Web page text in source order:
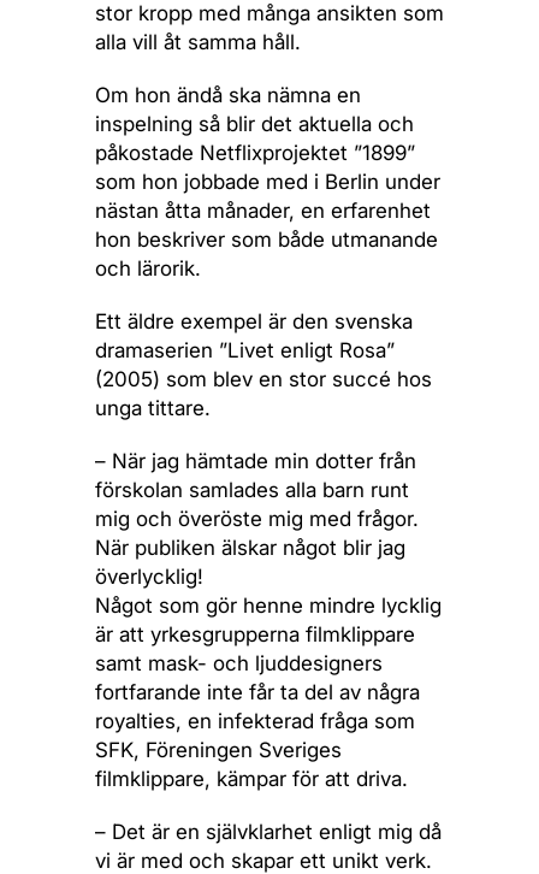
stor kropp med många ansikten som
alla vill åt samma håll.
Om hon ändå ska nämna en
inspelning så blir det aktuella och
påkostade Netflixprojektet ”1899”
som hon jobbade med i Berlin under
nästan åtta månader, en erfarenhet
hon beskriver som både utmanande
och lärorik.
Ett äldre exempel är den svenska
dramaserien ”Livet enligt Rosa”
(2005) som blev en stor succé hos
unga tittare.
– När jag hämtade min dotter från
förskolan samlades alla barn runt
mig och överöste mig med frågor.
När publiken älskar något blir jag
överlycklig!
Något som gör henne mindre lycklig
är att yrkesgrupperna filmklippare
samt mask- och ljuddesigners
fortfarande inte får ta del av några
royalties, en infekterad fråga som
SFK, Föreningen Sveriges
filmklippare, kämpar för att driva.
– Det är en självklarhet enligt mig då
vi är med och skapar ett unikt verk.